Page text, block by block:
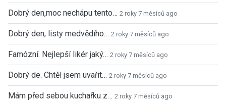
Dobrý den,moc nechápu tento… 2 roky 7 měsíců ago
Dobrý den, listy medvědího… 2 roky 7 měsíců ago
Famózní. Nejlepší likér jaký… 2 roky 7 měsíců ago
Dobrý de. Chtěl jsem uvařit… 2 roky 7 měsíců ago
Mám před sebou kuchařku z… 2 roky 7 měsíců ago